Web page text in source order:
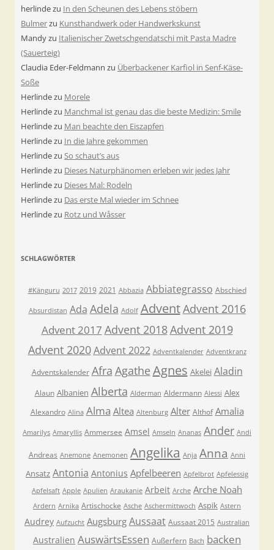
herlindezu In den Scheunen des Lebens stöbern
Bulmerzu Kunsthandwerk oder Handwerkskunst
Mandyzu Italienischer Zwetschgendatschi mit Pasta Madre
(Sauerteig)
Claudia Eder-Feldmann zu Überbackener Karfiol in Senf-Käse-
Soße
Herlindezu Morele
Herlindezu Manchmal ist genau das die beste Medizin: Smile
Herlindezu Man beachte den Eiszapfen
Herlindezu In die Jahre gekommen
Herlindezu So schaut’s aus
Herlindezu Dieses Naturphänomen erleben wir jedes Jahr
Herlindezu Dieses Mal: Rodeln
Herlindezu Das erste Mal wieder im Schnee
Herlindezu Rotz und Wåsser
SCHLAGWÖRTER
#Känguru 2017 2019 2021 Abbazia Abbiategrasso Abschied
Absurdistan Ada Adela Adolf AdventAdvent 2016
Advent 2017 Advent 2018Advent 2019
Advent 2020 Advent 2022 Adventkalender Adventkranz
Adventskalender Afra Agathe Agnes Akelei Aladin
Alaun Albanien Alberta Alderman Aldermann Alessi Alex
Alexandro Alina Alma Altea Altenburg Alter Althof Amalia
Amarilys Amaryllis Ammersee Amsel Amseln Ananas Ander Andi
Andreas Anemone Anemonen Angelika Anja Anna Anni
Ansatz Antonia Antonius Apfelbeeren Apfelbrot Apfelessig
Apfelsaft Apple Apulien Araukanie Arbeit Arche Arche Noah
Ardern Arnika Artischocke Asche Aschermittwoch Aspik Astern
Audrey Aufzucht Augsburg Aussaat Aussaat 2015 Australian
Australien AuswärtsEssen Außerfern Bach backen